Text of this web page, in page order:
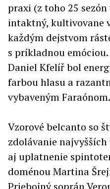
praxi (z toho 25
intaktný, kultivovane
každým dejstvom
s príkladnou
Daniel Kfelíř bol
farbou hlasu a
vybaveným Faraónom.
Vzorové belcanto so
zdolávanie
aj uplatnenie
doménou Martina
Priebojný soprán